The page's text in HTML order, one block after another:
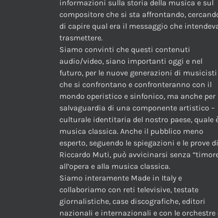
informazioni sulla storia della musica e sul
compositore che si sta affrontando,
di capire qual era il messaggio che
trasmettere.
Siamo convinti che questi contenuti
audio/video, siano importanti oggi e nel
futuro, per le nuove generazioni di musicisti
che si confrontano e confronteranno con il
mondo operistico e sinfonico, ma anche per
salvaguardia di una componente artistico –
culturale identitaria del nostro paese, quale
musica classica. Anche il pubblico meno
esperto, seguendo le spiegazioni e le prove di
Riccardo Muti, può avvicinarsi senza
all’opera e alla musica classica.
Siamo interamente Made in Italy e
collaboriamo con reti televisive, testate
giornalistiche, case discografiche, editori
nazionali e internazionali e con le orchestre